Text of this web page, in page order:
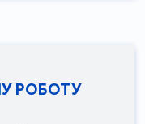
РОБОТУ